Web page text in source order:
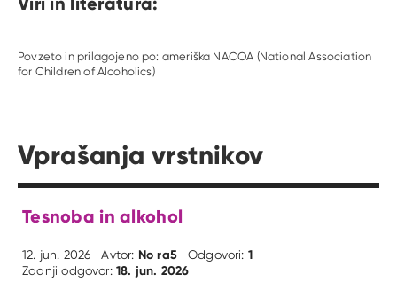
Povzeto in prilagojeno po: ameriška NACOA (National Association
for Children of Alcoholics)
Vprašanja vrstnikov
Tesnoba in alkohol
12. jun. 2026 Avtor: No ra5 Odgovori: 1
Zadnji odgovor:18. jun. 2026